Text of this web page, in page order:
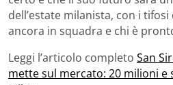
dell’estate milanista, con i
ancora in squadra e chi è
Leggi l’articolo completo San
mette sul mercato: 20 milioni e